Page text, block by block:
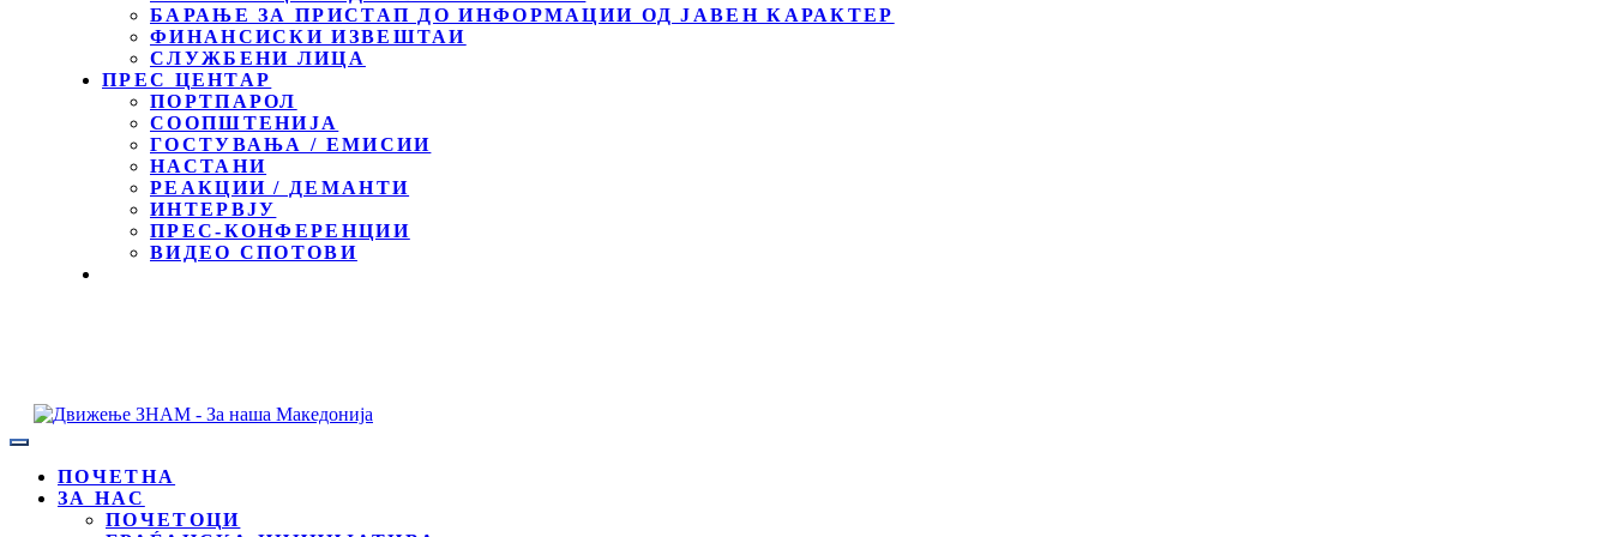
БАРАЊЕ ЗА ПРИСТАП ДО ИНФОРМАЦИИ ОД ЈАВЕН КАРАКТЕР
ФИНАНСИСКИ ИЗВЕШТАИ
СЛУЖБЕНИ ЛИЦА
ПРЕС ЦЕНТАР
ПОРТПАРОЛ
СООПШТЕНИЈА
ГОСТУВАЊА / ЕМИСИИ
НАСТАНИ
РЕАКЦИИ / ДЕМАНТИ
ИНТЕРВЈУ
ПРЕС-КОНФЕРЕНЦИИ
ВИДЕО СПОТОВИ
ПОЧЕТНА
ЗА НАС
ПОЧЕТОЦИ